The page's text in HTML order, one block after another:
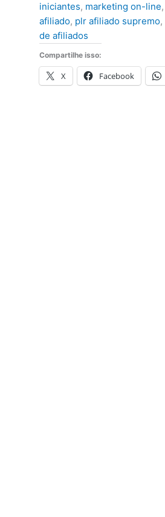
iniciantes, marketing on-line,
afiliado, plr afiliado supremo,
de afiliados
Compartilhe isso:
X Facebook